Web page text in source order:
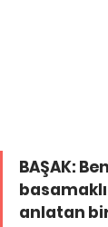
BAŞAK:
anlatan